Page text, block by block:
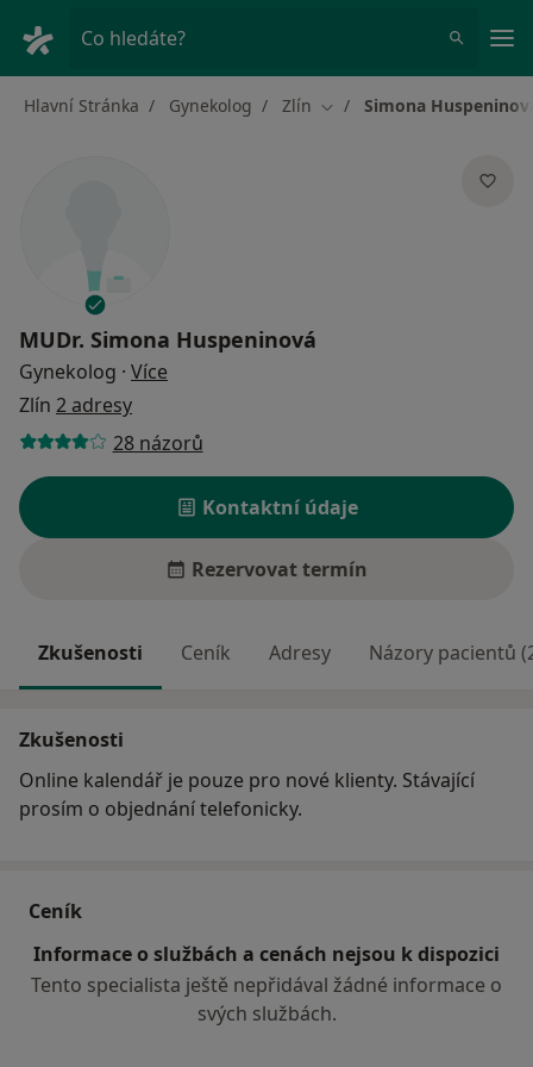
Co hledáte?
Hlavní Stránka Gynekolog Zlín Změna města
Simona
MUDr. Simona Huspeninová
Gynekolog · Více
Zlín 2 adresy
28 názorů
Kontaktní údaje
Rezervovat termín
Zkušenosti Ceník Adresy Názory pacientů
Zkušenosti
Online kalendář je pouze pro nové klienty. Stávající
prosím o objednání telefonicky.
Ceník
Informace o službách a cenách nejsou k dispozici
Tento specialista ještě nepřidával žádné informace o
svých službách.